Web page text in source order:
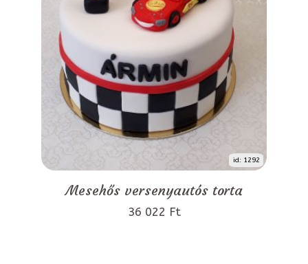
id: 1292
Mesehős versenyautós torta
36 022 Ft